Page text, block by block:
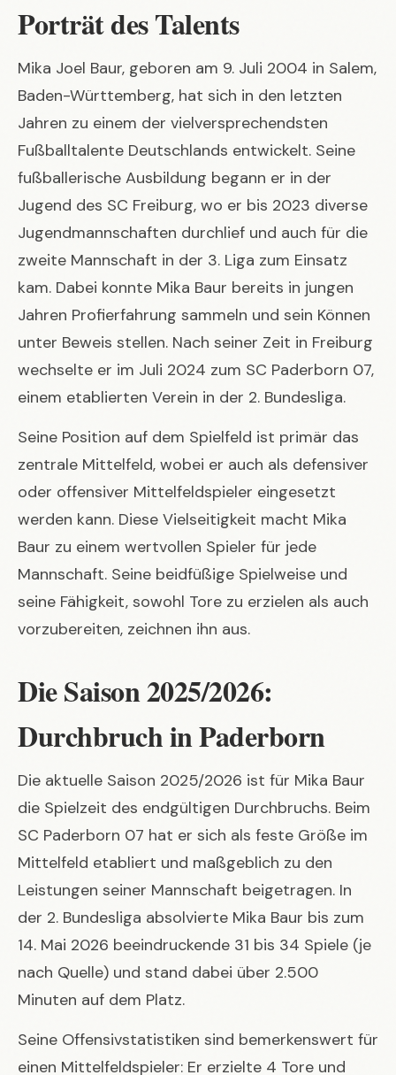
Porträt des Talents
Mika Joel Baur, geboren am 9. Juli 2004 in Salem,
Baden-Württemberg, hat sich in den letzten
Jahren zu einem der vielversprechendsten
Fußballtalente Deutschlands entwickelt. Seine
fußballerische Ausbildung begann er in der
Jugend des SC Freiburg, wo er bis 2023 diverse
Jugendmannschaften durchlief und auch für die
zweite Mannschaft in der 3. Liga zum Einsatz
kam. Dabei konnte Mika Baur bereits in jungen
Jahren Profierfahrung sammeln und sein Können
unter Beweis stellen. Nach seiner Zeit in Freiburg
wechselte er im Juli 2024 zum SC Paderborn 07,
einem etablierten Verein in der 2. Bundesliga.
Seine Position auf dem Spielfeld ist primär das
zentrale Mittelfeld, wobei er auch als defensiver
oder offensiver Mittelfeldspieler eingesetzt
werden kann. Diese Vielseitigkeit macht Mika
Baur zu einem wertvollen Spieler für jede
Mannschaft. Seine beidfüßige Spielweise und
seine Fähigkeit, sowohl Tore zu erzielen als auch
vorzubereiten, zeichnen ihn aus.
Die Saison 2025/2026:
Durchbruch in Paderborn
Die aktuelle Saison 2025/2026 ist für Mika Baur
die Spielzeit des endgültigen Durchbruchs. Beim
SC Paderborn 07 hat er sich als feste Größe im
Mittelfeld etabliert und maßgeblich zu den
Leistungen seiner Mannschaft beigetragen. In
der 2. Bundesliga absolvierte Mika Baur bis zum
14. Mai 2026 beeindruckende 31 bis 34 Spiele (je
nach Quelle) und stand dabei über 2.500
Minuten auf dem Platz.
Seine Offensivstatistiken sind bemerkenswert für
einen Mittelfeldspieler: Er erzielte 4 Tore und